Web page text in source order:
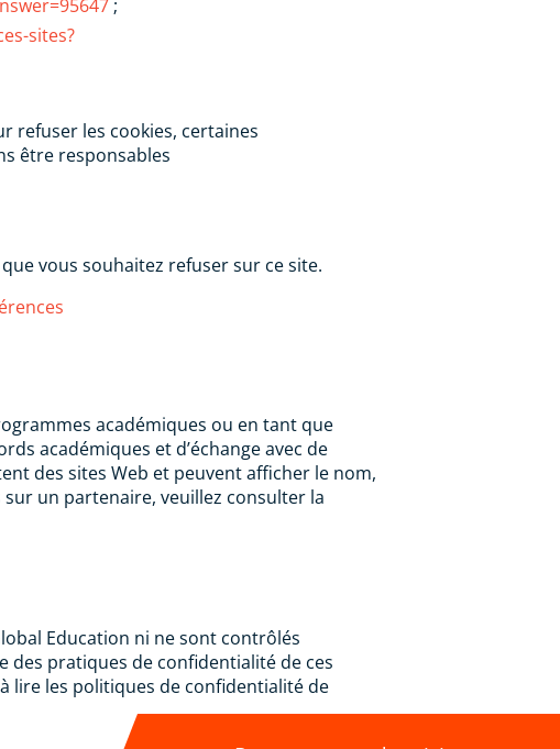
;
sites?
refuser les cookies, certaines
être responsables
vous souhaitez refuser sur ce site.
académiques ou en tant que
académiques et d’échange avec de
des sites Web et peuvent afficher le nom,
sur un partenaire, veuillez consulter la
Education ni ne sont contrôlés
des pratiques de confidentialité de ces
lire les politiques de confidentialité de